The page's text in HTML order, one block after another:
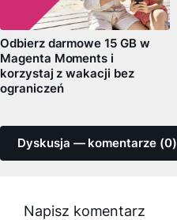
Odbierz darmowe 15 GB w
Magenta Moments i
korzystaj z wakacji bez
ograniczeń
Dyskusja — komentarze (0)
Napisz komentarz